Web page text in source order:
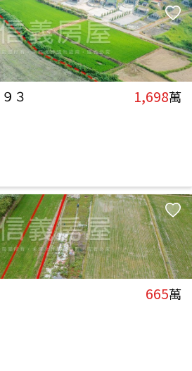
３ 1,698萬
665萬